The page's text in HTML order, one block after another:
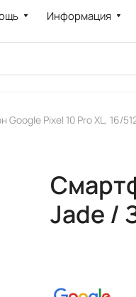
Информация
Google Pixel 10 Pro XL, 16/
Jade /